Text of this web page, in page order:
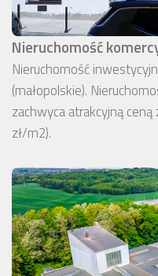
Nieruchomość
Nieruchomość
(małopolskie).
zachwyca atrakcyjną
zł/m2).